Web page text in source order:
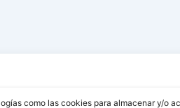
como las cookies para almacenar y/o